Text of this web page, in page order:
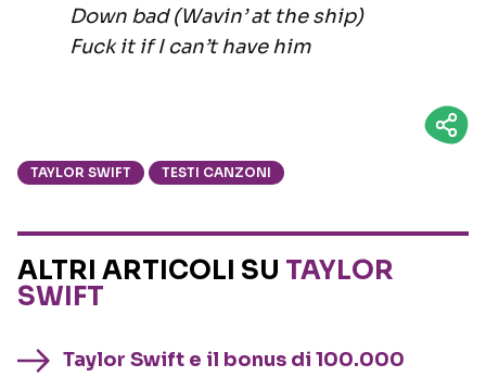
Down bad (Wavin’ at the ship)
Fuck it if I can’t have him
TAYLOR SWIFT TESTI CANZONI
ALTRI ARTICOLI SU TAYLOR
SWIFT
Taylor Swift e il bonus di 100.000